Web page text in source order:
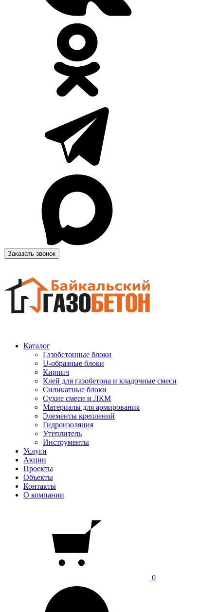
Заказать звонок
Каталог
Газобетонные блоки
U-образные блоки
Кирпич
Клей для газобетона и кладочные смеси
Силикатные блоки
Сухие смеси и ЛКМ
Материалы для армирования
Элементы креплений
Гидроизоляция
Утеплитель
Инструменты
Услуги
Акции
Проекты
Объекты
Контакты
О компании
0